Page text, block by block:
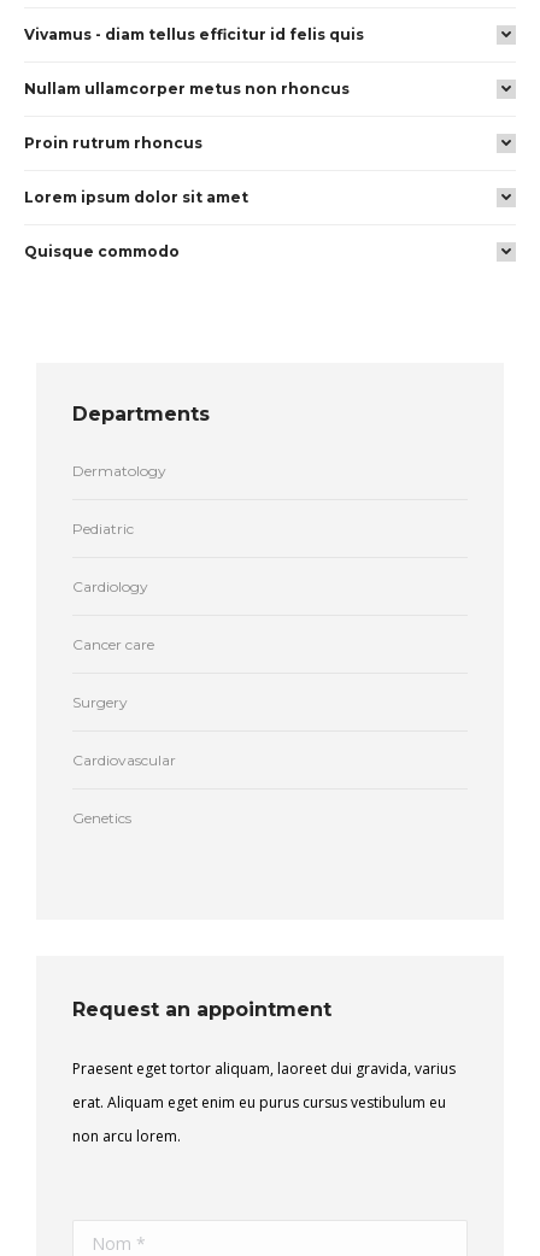
Vivamus - diam tellus efficitur id felis quis
Nullam ullamcorper metus non rhoncus
Proin rutrum rhoncus
Lorem ipsum dolor sit amet
Quisque commodo
Departments
Dermatology
Pediatric
Cardiology
Cancer care
Surgery
Cardiovascular
Genetics
Request an appointment
Praesent eget tortor aliquam, laoreet dui gravida, varius
erat. Aliquam eget enim eu purus cursus vestibulum eu
non arcu lorem.
Nom *